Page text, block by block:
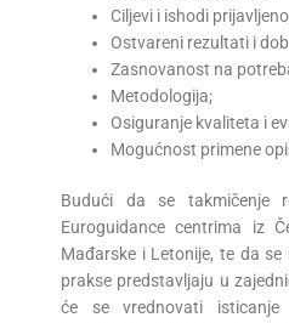
Ciljevi i ishodi
Ostvareni rezultati i
Zasnovanost na
Metodologija;
Osiguranje kvaliteta i
Mogućnost primene
Budući da se takmičenje
Euroguidance centrima iz
Mađarske i Letonije, te da
prakse predstavljaju u
će se vrednovati isticanje